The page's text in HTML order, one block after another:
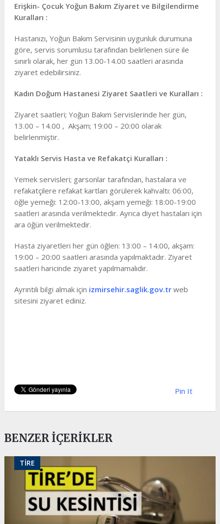
Erişkin- Çocuk Yoğun Bakım Ziyaret ve Bilgilendirme
Kuralları :
Hastanızı, Yoğun Bakım Servisinin uygunluk durumuna
göre, servis sorumlusu tarafından belirlenen süre ile
sınırlı olarak, her gün 13.00-14.00 saatleri arasında
ziyaret edebilirsiniz.
Kadın Doğum Hastanesi Ziyaret Saatleri ve Kuralları :
Ziyaret saatleri; Yoğun Bakım Servislerinde her gün,
13.00 – 14.00 , Akşam; 19:00 – 20:00 olarak
belirlenmiştir.
Yataklı Servis Hasta ve Refakatçi Kuralları :
Yemek servisleri; garsonlar tarafından, hastalara ve
refakatçilere refakat kartları görülerek kahvaltı: 06:00,
öğle yemeği: 12:00-13:00, akşam yemeği: 18:00-19:00
saatleri arasında verilmektedir. Ayrıca diyet hastaları için
ara öğün verilmektedir.
Hasta ziyaretleri her gün öğlen: 13:00 – 14:00, akşam:
19:00 – 20:00 saatleri arasında yapılmaktadır. Ziyaret
saatleri haricinde ziyaret yapılmamalıdır.
Ayrıntılı bilgi almak için izmirsehir.saglik.gov.trweb
sitesini ziyaret ediniz.
Pin It
BENZER İÇERIKLER
TIRE